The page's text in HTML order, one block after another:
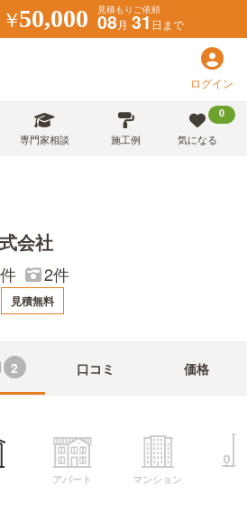
￥50,000 見積もりご依頼
08月 31日まで
ログイン
専門家相談 施工例
0
気になる
会社
2件
見積無料
2 口コミ 価格
アパート マンション